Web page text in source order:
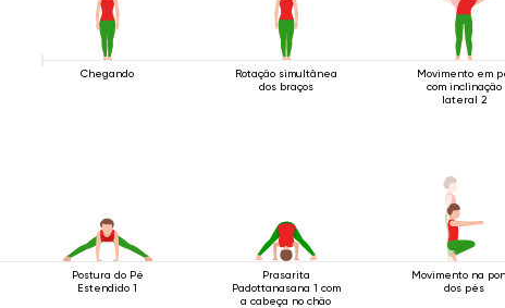
Chegando
Rotação simultânea
dos braços
Movimento em
com inclinação
lateral 2
Postura do Pé
Estendido 1
Prasarita
Padottanasana 1 com
a cabeça no chão
Movimento na
dos pés